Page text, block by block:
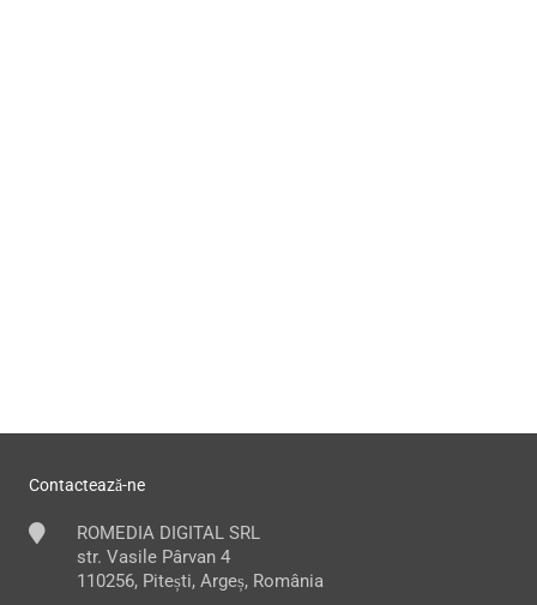
Contactează-ne
ROMEDIA DIGITAL SRL
str. Vasile Pârvan 4
110256, Pitești, Argeș, România